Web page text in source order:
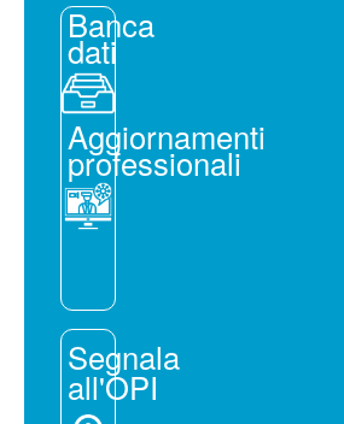
Banca
dati
Aggiornamenti
professionali
Segnala
all'OPI